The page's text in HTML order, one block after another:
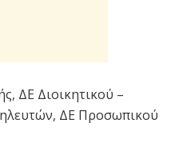
ΔΕ Διοικητικού –
ΔΕ Προσωπικού